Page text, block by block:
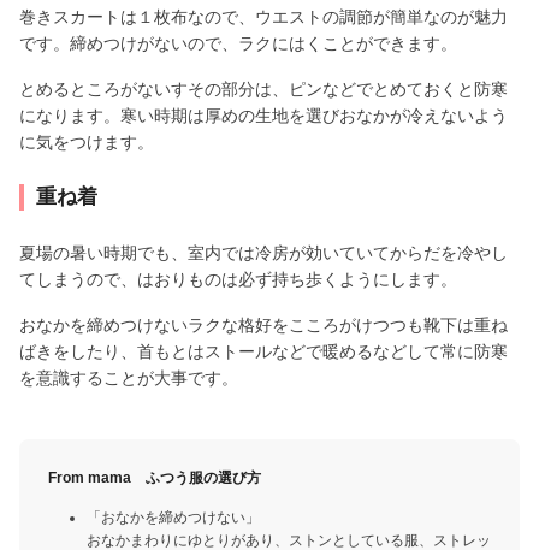
巻きスカートは１枚布なので、ウエストの調節が簡単なのが魅力
です。締めつけがないので、ラクにはくことができます。
とめるところがないすその部分は、ピンなどでとめておくと防寒
になります。寒い時期は厚めの生地を選びおなかが冷えないよう
に気をつけます。
重ね着
夏場の暑い時期でも、室内では冷房が効いていてからだを冷やし
てしまうので、はおりものは必ず持ち歩くようにします。
おなかを締めつけないラクな格好をこころがけつつも靴下は重ね
ばきをしたり、首もとはストールなどで暖めるなどして常に防寒
を意識することが大事です。
From mama ふつう服の選び方
「おなかを締めつけない」
おなかまわりにゆとりがあり、ストンとしている服、ストレッ